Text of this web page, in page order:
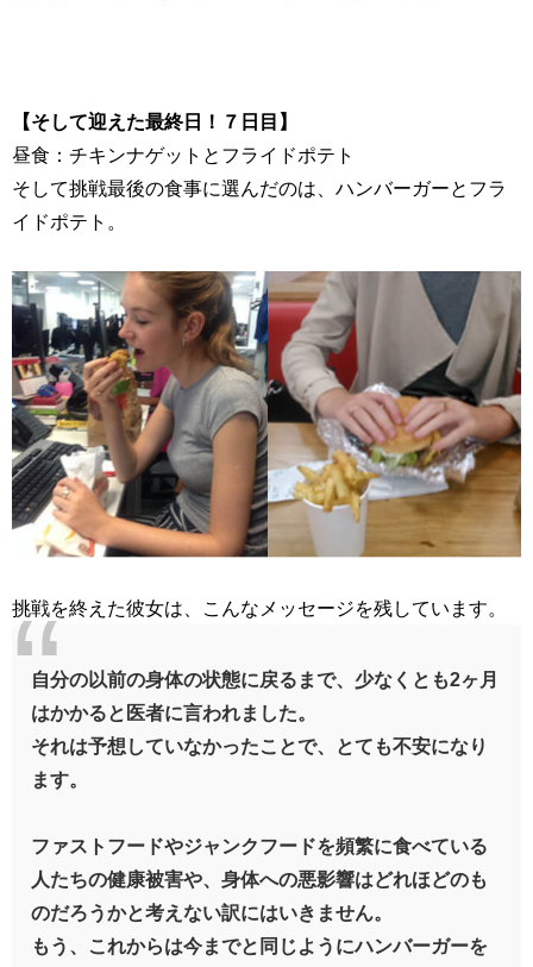
【そして迎えた最終日！７日目】
昼食：チキンナゲットとフライドポテト
そして挑戦最後の食事に選んだのは、ハンバーガーとフラ
イドポテト。
挑戦を終えた彼女は、こんなメッセージを残しています。
自分の以前の身体の状態に戻るまで、少なくとも2ヶ月
はかかると医者に言われました。
それは予想していなかったことで、とても不安になり
ます。
ファストフードやジャンクフードを頻繁に食べている
人たちの健康被害や、身体への悪影響はどれほどのも
のだろうかと考えない訳にはいきません。
もう、これからは今までと同じようにハンバーガーを